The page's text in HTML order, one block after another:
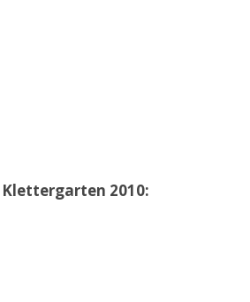
Klettergarten 2010: